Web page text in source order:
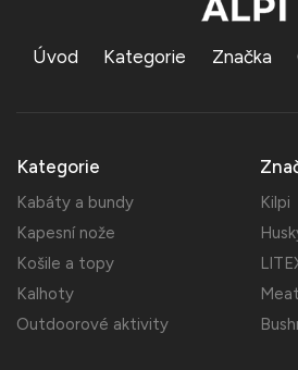
Úvod Kategorie Značka
Kategorie
Kabáty a bundy
Kapesní nože
Košile a topy
Kalhoty
Outdoorové aktivity
Kilpi